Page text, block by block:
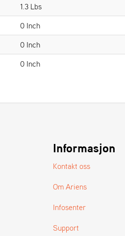
1.3 Lbs
0 Inch
0 Inch
0 Inch
Informasjon
Kontakt oss
Om Ariens
Infosenter
Support